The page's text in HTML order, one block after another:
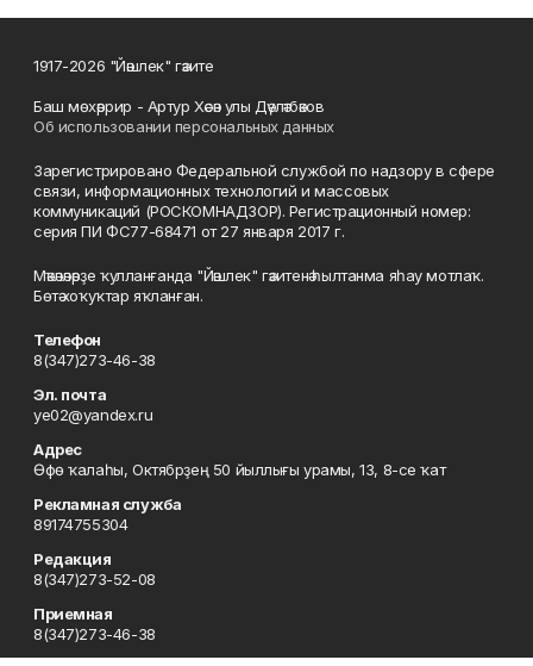
1917-2026 "Йәшлек" гәзите
Баш мөхәррир - Артур Хәсән улы Дәүләтбәков
Об использовании персональных данных
Зарегистрировано Федеральной службой по надзору в сфере
связи, информационных технологий и массовых
коммуникаций (РОСКОМНАДЗОР). Регистрационный номер:
серия ПИ ФС77-68471 от 27 января 2017 г.
Мәҡәләләрҙе ҡулланғанда "Йәшлек" гәзитенә һылтанма яһау мотлаҡ.
Бөтә хоҡуҡтар яҡланған.
Телефон
8(347)273-46-38
Эл. почта
ye02@yandex.ru
Адрес
Өфө ҡалаһы, Октябрҙең 50 йыллығы урамы, 13, 8-се ҡат
Рекламная служба
89174755304
Редакция
8(347)273-52-08
Приемная
8(347)273-46-38